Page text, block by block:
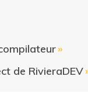
»
de RivieraDEV